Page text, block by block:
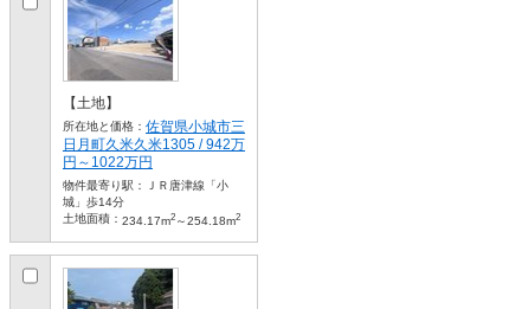
【土地】
所在地と価格： 佐賀県小城市三
日月町久米久米1305 / 942万
円～1022万円
物件最寄り駅：
ＪＲ唐津線「小
城」歩14分
土地面積： 234.17m2 ～254.18m2